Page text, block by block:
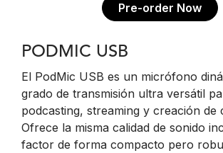
Pre-order Now
PODMIC USB
El PodMic USB es un micrófono
grado de transmisión ultra versátil
podcasting, streaming y creación de
Ofrece la misma calidad de sonido
factor de forma compacto pero